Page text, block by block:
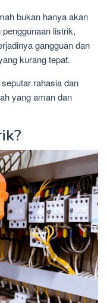
bukan hanya akan
listrik,
gangguan dan
kurang tepat.
rahasia dan
yang aman dan